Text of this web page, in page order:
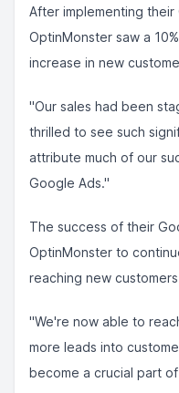
After implementing
OptinMonster saw a
increase in new
"Our sales had been
thrilled to see such
attribute much of our
Google Ads."
The success of their
OptinMonster to
reaching new
"We're now able to
more leads into
become a crucial part